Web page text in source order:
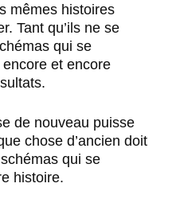
mêmes histoires
Tant qu’ils ne se
qui se
et encore
de nouveau puisse
chose d’ancien doit
qui se
histoire.